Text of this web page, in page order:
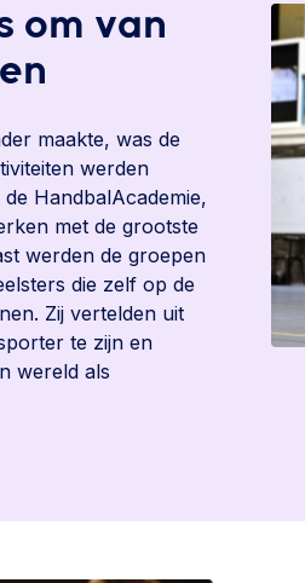
om van
maakte, was de
werden
HandbalAcademie,
met de grootste
werden de groepen
die zelf op de
Zij vertelden uit
te zijn en
wereld als